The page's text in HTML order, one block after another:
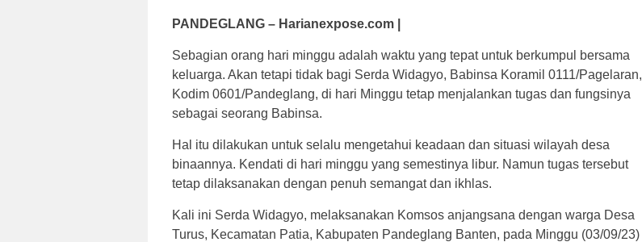
PANDEGLANG – Harianexpose.com |
Sebagian orang hari minggu adalah waktu yang tepat untuk berkumpul bersama
keluarga. Akan tetapi tidak bagi Serda Widagyo, Babinsa Koramil 0111/Pagelaran,
Kodim 0601/Pandeglang, di hari Minggu tetap menjalankan tugas dan fungsinya
sebagai seorang Babinsa.
Hal itu dilakukan untuk selalu mengetahui keadaan dan situasi wilayah desa
binaannya. Kendati di hari minggu yang semestinya libur. Namun tugas tersebut
tetap dilaksanakan dengan penuh semangat dan ikhlas.
Kali ini Serda Widagyo, melaksanakan Komsos anjangsana dengan warga Desa
Turus, Kecamatan Patia, Kabupaten Pandeglang Banten, pada Minggu (03/09/23)